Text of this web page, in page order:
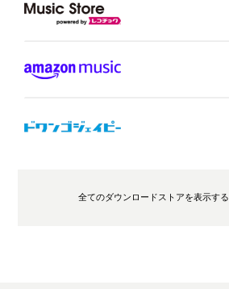
全てのダウンロードストアを表示する